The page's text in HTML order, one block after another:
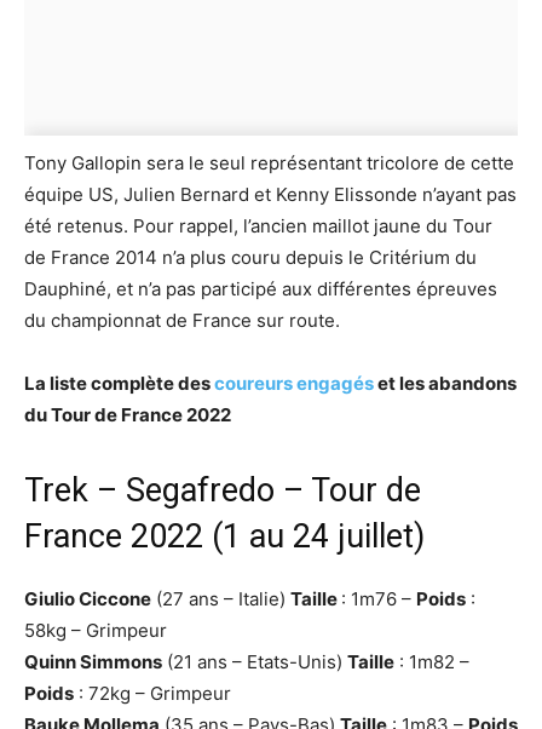
Tony Gallopin sera le seul représentant tricolore de cette
équipe US, Julien Bernard et Kenny Elissonde n’ayant pas
été retenus. Pour rappel, l’ancien maillot jaune du Tour
de France 2014 n’a plus couru depuis le Critérium du
Dauphiné, et n’a pas participé aux différentes épreuves
du championnat de France sur route.
La liste complète descoureurs engagéset les abandons
du Tour de France 2022
Trek – Segafredo – Tour de
France 2022 (1 au 24 juillet)
Giulio Ciccone (27 ans – Italie) Taille : 1m76 – Poids :
58kg – Grimpeur
Quinn Simmons (21 ans – Etats-Unis) Taille : 1m82 –
Poids : 72kg – Grimpeur